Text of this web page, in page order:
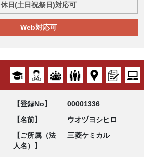
休日(土日祝祭日)対応可
Web対応可
【登録No】
00001336
【名前】
ウオヅヨシヒロ
【ご所属（法
人名）】
三菱ケミカル